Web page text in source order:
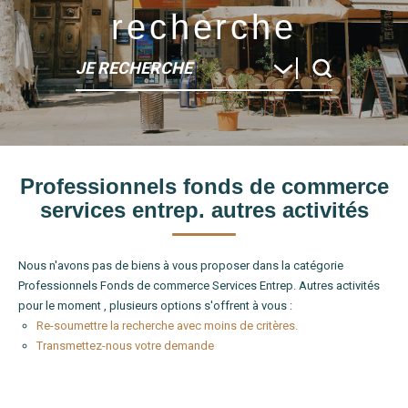
recherche
JE RECHERCHE
Type de bien
Localité
Professionnels fonds de commerce
services entrep. autres activités
Nous n'avons pas de biens à vous proposer dans la catégorie
Professionnels Fonds de commerce Services Entrep. Autres activités
pour le moment , plusieurs options s'offrent à vous :
Re-soumettre la recherche avec moins de critères.
Transmettez-nous votre demande